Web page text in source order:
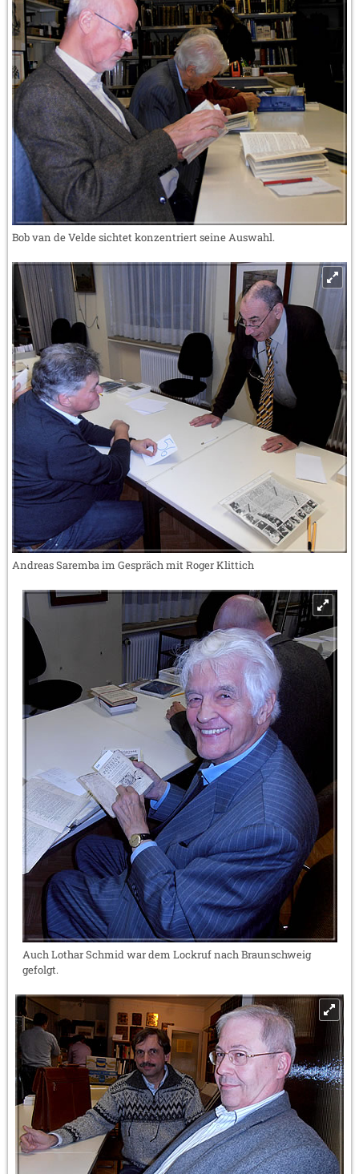
Bob van de Velde sichtet konzentriert seine Auswahl.
Andreas Saremba im Gespräch mit Roger Klittich
Auch Lothar Schmid war dem Lockruf nach Braunschweig
gefolgt.